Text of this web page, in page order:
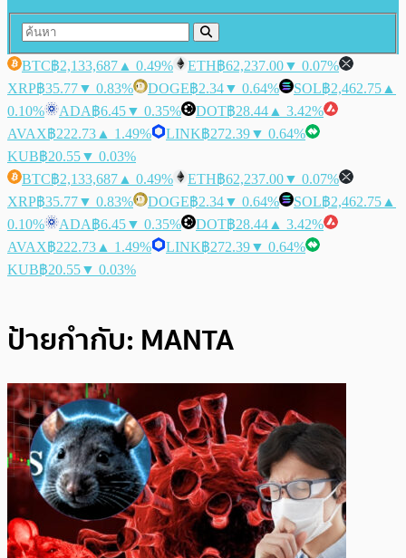
BTC฿2,133,687 ▲ 0.49% ETH฿62,237.00▼ 0.07%
XRP฿35.77▼ 0.83% DOGE฿2.34▼ 0.64% SOL฿2,462.75 ▲
0.10%
ADA฿6.45▼ 0.35% DOT฿28.44 ▲ 3.42%
AVAX฿222.73 ▲ 1.49% LINK฿272.39▼ 0.64%
KUB฿20.55▼ 0.03%
BTC฿2,133,687 ▲ 0.49% ETH฿62,237.00▼ 0.07%
XRP฿35.77▼ 0.83% DOGE฿2.34▼ 0.64% SOL฿2,462.75 ▲
0.10%
ADA฿6.45▼ 0.35% DOT฿28.44 ▲ 3.42%
AVAX฿222.73 ▲ 1.49% LINK฿272.39▼ 0.64%
KUB฿20.55▼ 0.03%
ป้ายกำกับ: MANTA